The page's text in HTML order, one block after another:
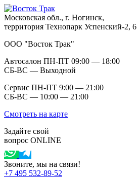
Московская обл., г. Ногинск,
территория Технопарк Успенский-2, 6
ООО "Восток Трак"
Автосалон ПН-ПТ 09:00 — 18:00
СБ-ВС — Выходной
Сервис ПН-ПТ 9:00 — 21:00
СБ-ВС — 10:00 — 21:00
Смотреть на карте
Задайте свой
вопрос ONLINE
Звоните, мы на связи!
+7 495 532-89-52